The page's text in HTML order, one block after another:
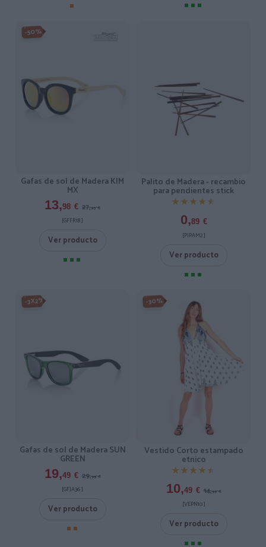
-50%
Gafas de sol de Madera KIM
MX
13,98 € 27,95 €
[GFFR18 ]
Ver producto
Palito de Madera - recambio
para pendientes stick
★★★★★
★★★★★
0,89 €
[PIPAM2 ]
Ver producto
-3X2%
Gafas de sol de Madera SUN
GREEN
19,49 € 29,99 €
[GFJA36 ]
Ver producto
-30%
Vestido Corto estampado
etnico
★★★★★
★★★★★
10,49 € 14,99 €
[VEPN10 ]
Ver producto